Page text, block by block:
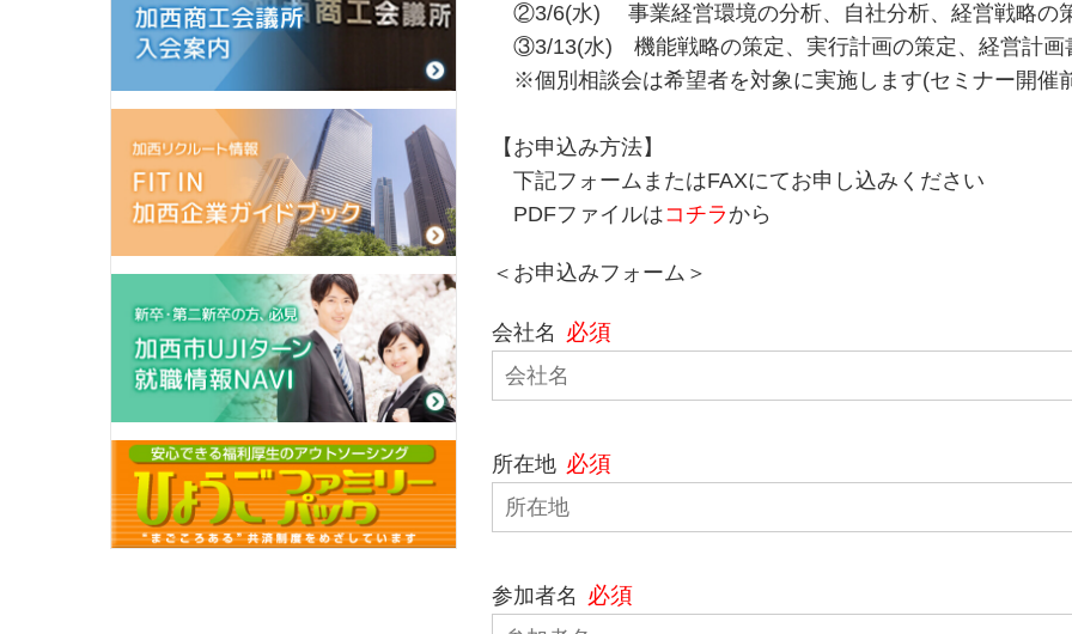
②3/6(水) 事業経営環境の分析、自社分析、経営戦略の
③3/13(水) 機能戦略の策定、実行計画の策定、経営計画
※個別相談会は希望者を対象に実施します(セミナー開催
【お申込み方法】
下記フォームまたはFAXにてお申し込みください
PDFファイルはコチラ から
＜お申込みフォーム＞
会社名 必須
所在地 必須
参加者名 必須